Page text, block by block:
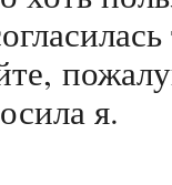
я.